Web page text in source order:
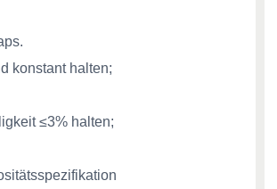
konstant halten;
≤3% halten;